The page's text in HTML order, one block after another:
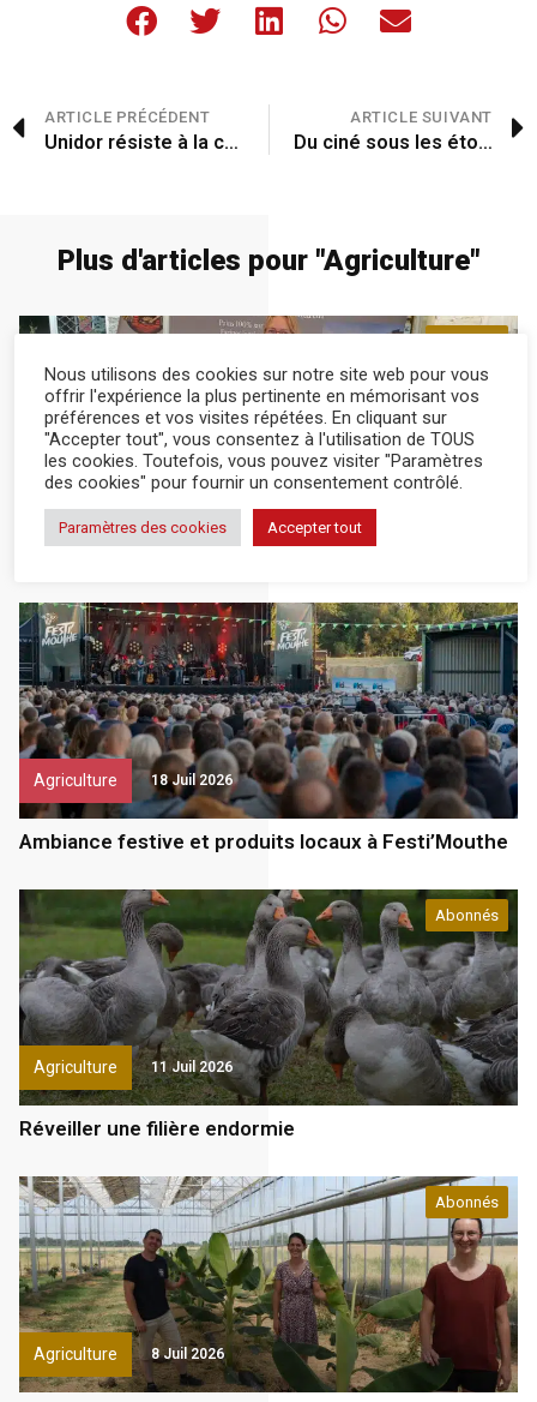
ARTICLE PRÉCÉDENT
Unidor résiste à la crise
ARTICLE SUIVANT
Du ciné sous les étoiles
Plus d'articles pour "Agriculture"
Agriculture 21 Juil 2026
Agriculture 18 Juil 2026
Ambiance festive et produits locaux à Festi’Mouthe
Agriculture
Abonnés
11 Juil 2026
Réveiller une filière endormie
Agriculture
Abonnés
8 Juil 2026
Nous utilisons des cookies sur notre site web pour vous
offrir l'expérience la plus pertinente en mémorisant vos
préférences et vos visites répétées. En cliquant sur
"Accepter tout", vous consentez à l'utilisation de TOUS
les cookies. Toutefois, vous pouvez visiter "Paramètres
des cookies" pour fournir un consentement contrôlé.
Paramètres des cookies Accepter tout